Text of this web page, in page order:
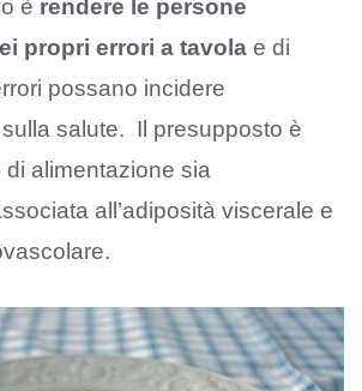
è rendere le persone
propri errori a tavola e di
possano incidere
salute. Il presupposto è
alimentazione sia
all’adiposità viscerale e